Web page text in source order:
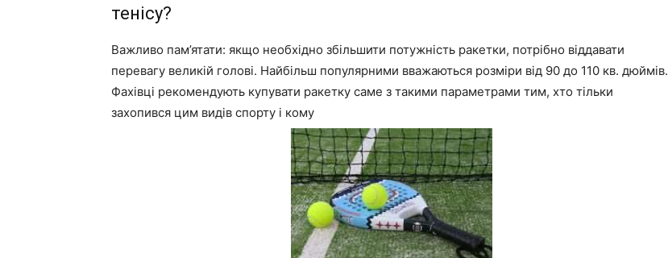
тенісу?
Важливо пам’ятати: якщо необхідно збільшити потужність ракетки, потрібно віддавати
перевагу великій голові. Найбільш популярними вважаються розміри від 90 до 110 кв. дюймів.
Фахівці рекомендують купувати ракетку саме з такими параметрами тим, хто тільки
захопився цим видів спорту і кому